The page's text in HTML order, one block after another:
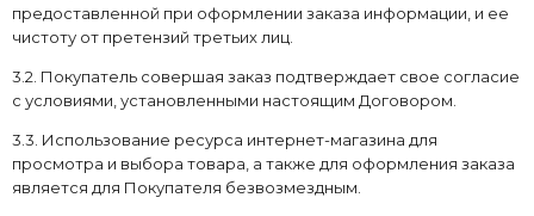
предоставленной при оформлении заказа информации, и ее
чистоту от претензий третьих лиц.
3.2. Покупатель совершая заказ подтверждает свое согласие
с условиями, установленными настоящим Договором.
3.3. Использование ресурса интернет-магазина для
просмотра и выбора товара, а также для оформления заказа
является для Покупателя безвозмездным.